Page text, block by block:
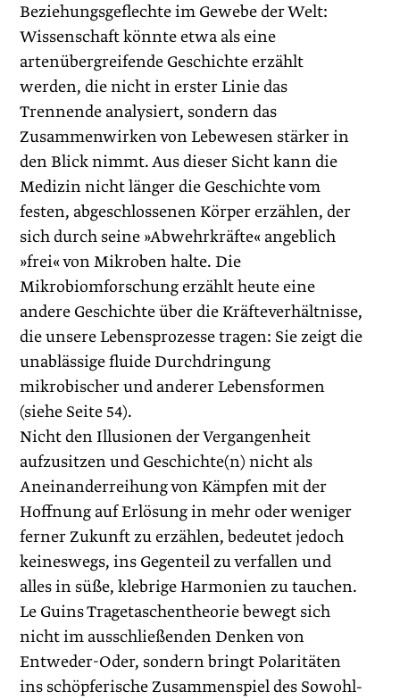
Beziehungsgeflechte im Gewebe der Welt:
Wissenschaft könnte etwa als eine
artenübergreifende Geschichte erzählt
werden, die nicht in erster Linie das
Trennende analysiert, sondern das
Zusammenwirken von Lebewesen stärker in
den Blick nimmt. Aus dieser Sicht kann die
Medizin nicht länger die Geschichte vom
festen, abgeschlossenen Körper erzählen, der
sich durch seine »Abwehrkräfte« angeblich
»frei« von Mikroben halte. Die
Mikrobiomforschung erzählt heute eine
andere Geschichte über die Kräfteverhältnisse,
die unsere Lebensprozesse tragen: Sie zeigt die
unablässige fluide Durchdringung
mikrobischer und anderer Lebensformen
(siehe Seite 54).
Nicht den Illusionen der Vergangenheit
aufzusitzen und Geschichte(n) nicht als
Aneinanderreihung von Kämpfen mit der
Hoffnung auf Erlösung in mehr oder weniger
ferner Zukunft zu erzählen, bedeutet jedoch
keineswegs, ins Gegenteil zu verfallen und
alles in süße, klebrige Harmonien zu tauchen.
Le Guins Trage­taschentheorie bewegt sich
nicht im ausschließenden Denken von
Entweder-Oder, sondern bringt Polaritäten
ins schöpferische Zusammenspiel des Sowohl-